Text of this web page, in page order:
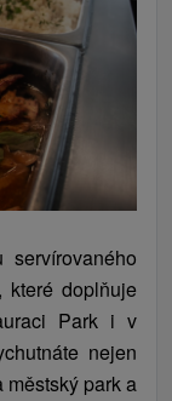
doplňuje
Park i v
nejen
park a